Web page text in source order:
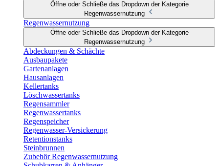
Öffne oder Schließe das Dropdown der Kategorie
Regenwassernutzung
Regenwassernutzung
Öffne oder Schließe das Dropdown der Kategorie
Regenwassernutzung
Abdeckungen & Schächte
Ausbaupakete
Gartenanlagen
Hausanlagen
Kellertanks
Löschwassertanks
Regensammler
Regenwassertanks
Regenspeicher
Regenwasser-Versickerung
Retentionstanks
Steinbrunnen
Zubehör Regenwassernutzung